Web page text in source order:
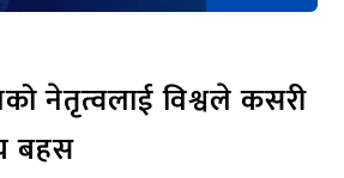
नेतृत्वलाई विश्वले कसरी
बहस